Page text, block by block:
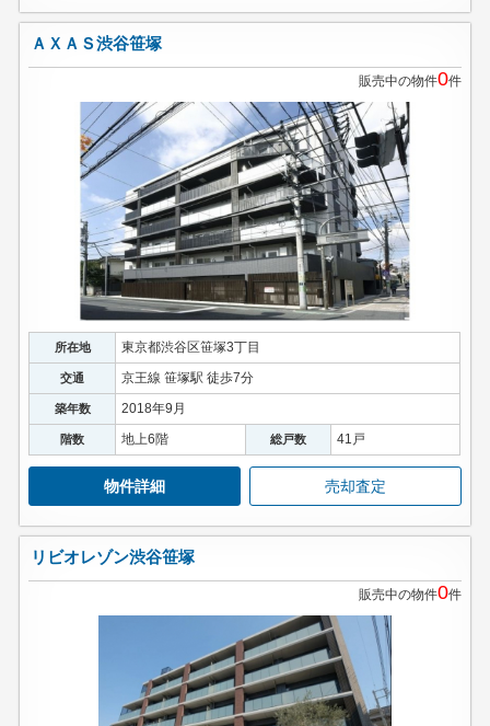
ＡＸＡＳ渋谷笹塚
販売中の物件0件
所在地 東京都渋谷区笹塚3丁目
交通 京王線 笹塚駅 徒歩7分
築年数 2018年9月
階数 地上6階 総戸数 41戸
物件詳細 売却査定
リビオレゾン渋谷笹塚
販売中の物件0件